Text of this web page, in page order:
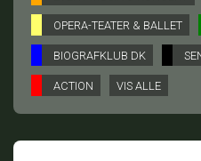
OPERA-TEATER & BALLET
BIOGRAFKLUB DK
ACTION VIS ALLE